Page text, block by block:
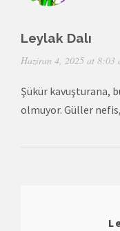
Leylak Dalı
Haziran 4, 2025 at 8:03
Şükür kavuşturana,
olmuyor. Güller